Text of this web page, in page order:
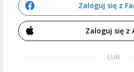
Zaloguj się z
Zaloguj się z
LUB